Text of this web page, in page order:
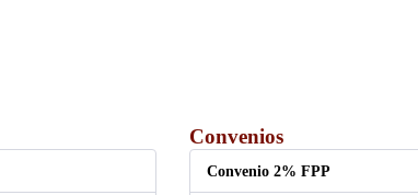
Convenios
Convenio 2% FPP